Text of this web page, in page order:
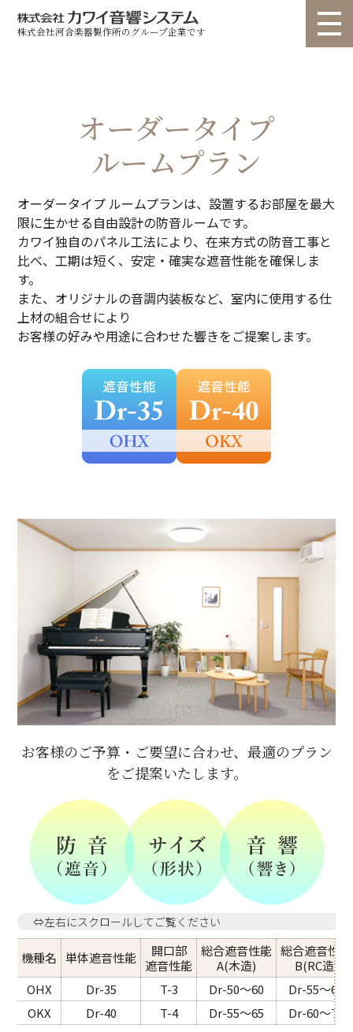
株式会社河合楽器製作所のグループ企業です
お問い合わせ
製品情報
ユニット カスタムタイプ ユニット 高遮音タイプ
オーダー ルームプラン オーダー re・flex(リフレクス)
業務用 聴力検査室
音調パネル
施設用製品(音響反射板) 音響コンサルティング
ペット用防音室
カタログ
お知らせ
会社概要
代表挨拶
動画
オーダータイプ
ルームプラン
オーダータイプ ルームプランは、設置するお部屋を最大
限に生かせる自由設計の防音ルームです。
カワイ独自のパネル工法により、在来方式の防音工事と
比べ、工期は短く、安定・確実な遮音性能を確保しま
す。
また、オリジナルの音調内装板など、室内に使用する仕
上材の組合せにより
お客様の好みや用途に合わせた響きをご提案します。
お客様のご予算・ご要望に合わせ、最適のプラン
をご提案いたします。
⇔左右にスクロールしてご覧ください
機種名 単体遮音性能
開口部
遮音性能
総合遮音性能
A(木造)
総合遮音性能
B(RC造)
OHX
Dr-35 T-3 Dr-50～60
Dr-55～65
OKX
Dr-40 T-4 Dr-55～65 Dr-60～70